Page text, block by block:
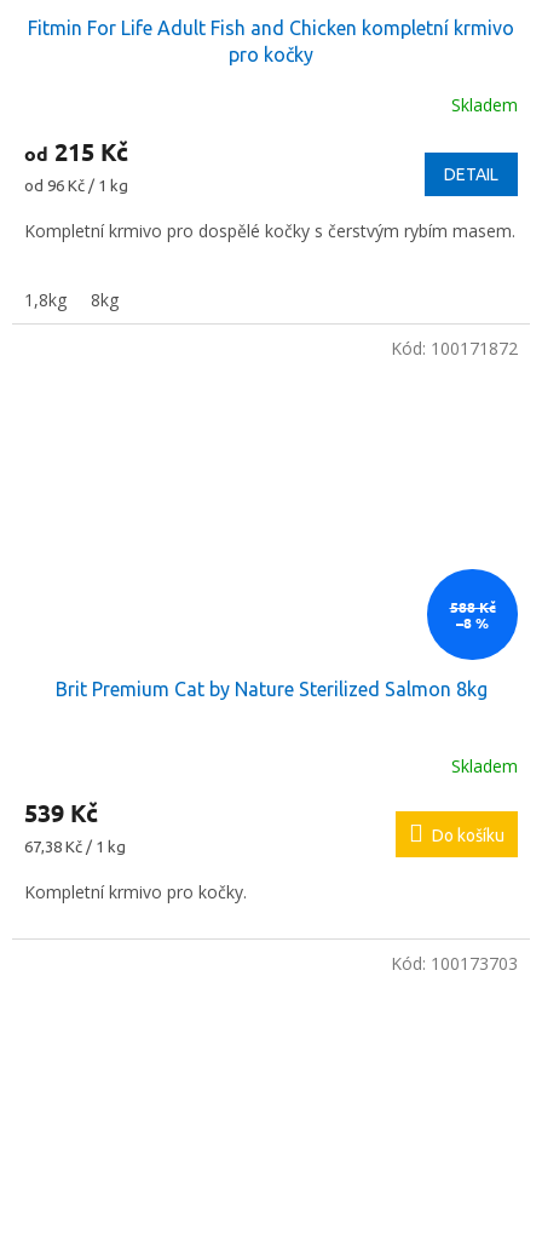
Fitmin For Life Adult Fish and Chicken kompletní krmivo
pro kočky
Skladem
od 215 Kč
Měrná
od 96 Kč / 1 kg
DETAIL
Kompletní krmivo pro dospělé kočky s čerstvým rybím masem.
1,8kg 8kg
588 Kč
–8 %
Brit Premium Cat by Nature Sterilized Salmon 8kg
Skladem
539 Kč
Měrná
67,38 Kč / 1 kg
Do košíku
Kompletní krmivo pro kočky.
Kód: 100171872
Kód: 100173703